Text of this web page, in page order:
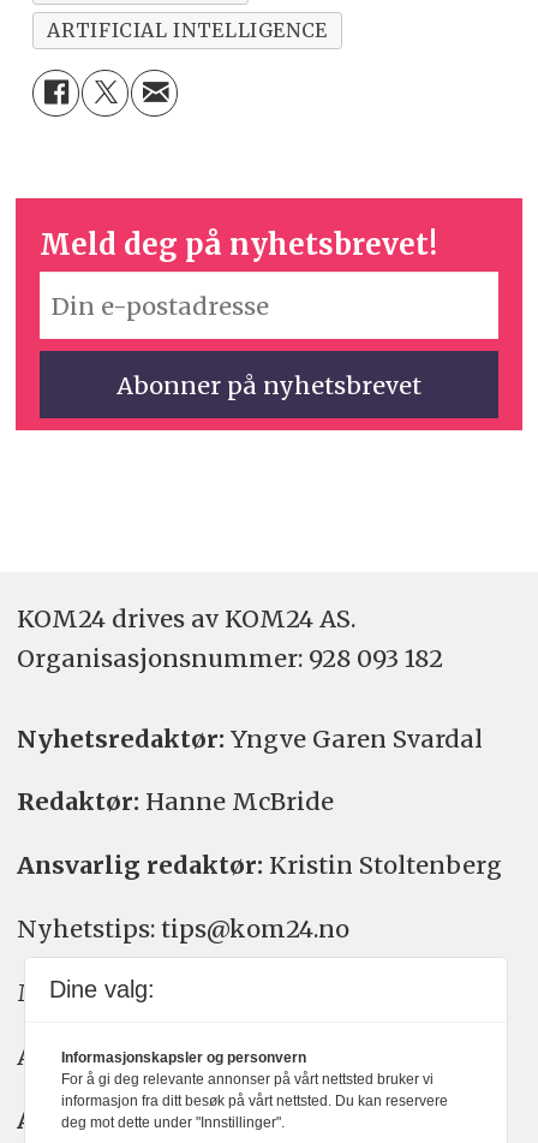
ARTIFICIAL INTELLIGENCE
Meld deg på nyhetsbrevet!
KOM24 drives av KOM24 AS.
Organisasjons­nummer: 928 093 182
Nyhetsredaktør: Yngve Garen Svardal
Redaktør: Hanne McBride
Ansvarlig redaktør: Kristin Stoltenberg
Nyhetstips: tips@kom24.no
Meninger: meninger@kom24.no
Annonse: annonse@watchmedia.no
Abonnement:kom24@watchmedia.no
Dine valg:
Informasjonskapsler og personvern
For å gi deg relevante annonser på vårt nettsted bruker vi
informasjon fra ditt besøk på vårt nettsted. Du kan reservere
deg mot dette under "Innstillinger".